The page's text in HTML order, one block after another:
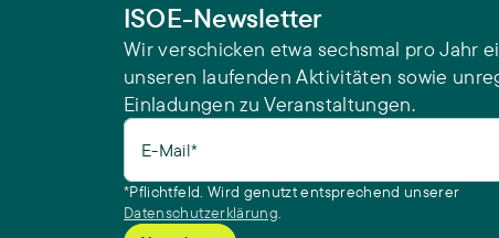
ISOE-Newsletter
Wir verschicken etwa sechsmal pro Jahr
unseren laufenden Aktivitäten sowie
Einladungen zu Veranstaltungen.
E-Mail*
*Pflichtfeld. Wird genutzt entsprechend unserer
Datenschutzerklärung.